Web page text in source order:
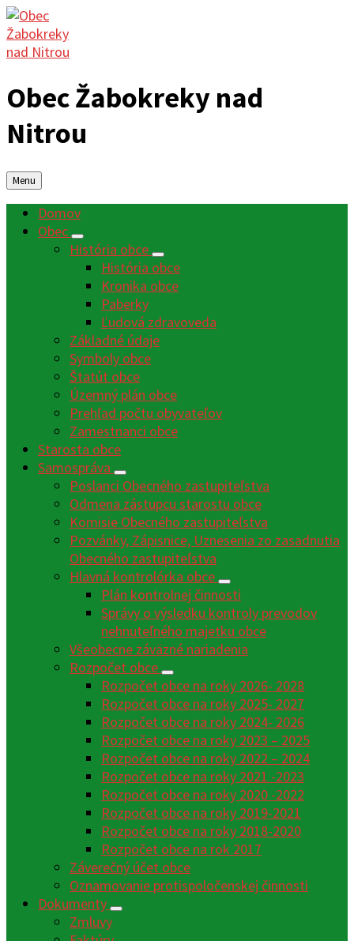
Obec Žabokreky nad
Nitrou
Menu
Domov
Obec
História obce
História obce
Kronika obce
Paberky
Ľudová zdravoveda
Základné údaje
Symboly obce
Štatút obce
Územný plán obce
Prehľad počtu obyvateľov
Zamestnanci obce
Starosta obce
Samospráva
Poslanci Obecného zastupiteľstva
Odmena zástupcu starostu obce
Komisie Obecného zastupiteľstva
Pozvánky, Zápisnice, Uznesenia zo zasadnutia
Obecného zastupiteľstva
Hlavná kontrolórka obce
Plán kontrolnej činnosti
Správy o výsledku kontroly prevodov
nehnuteľného majetku obce
Všeobecne záväzné nariadenia
Rozpočet obce
Rozpočet obce na roky 2026- 2028
Rozpočet obce na roky 2025- 2027
Rozpočet obce na roky 2024- 2026
Rozpočet obce na roky 2023 – 2025
Rozpočet obce na roky 2022 – 2024
Rozpočet obce na roky 2021 -2023
Rozpočet obce na roky 2020 -2022
Rozpočet obce na roky 2019-2021
Rozpočet obce na roky 2018-2020
Rozpočet obce na rok 2017
Záverečný účet obce
Oznamovanie protispoločenskej činnosti
Dokumenty
Zmluvy